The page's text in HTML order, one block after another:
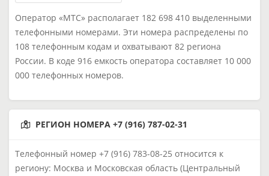
Оператор «МТС» располагает 182 698 410 выделенными
телефонными номерами. Эти номера распределены по
108 телефонным кодам и охватывают 82 региона
России. В коде 916 емкость оператора составляет 10 000
000 телефонных номеров.
РЕГИОН НОМЕРА +7 (916) 787-02-31
Телефонный номер +7 (916) 783-08-25 относится к
региону: Москва и Московская область (Центральный